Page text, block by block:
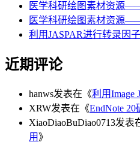
医学科研绘图素材资源
医学科研绘图素材资源
利用JASPAR进行转录因
近期评论
hanws发表在《利用Image
XRW发表在《EndNote 20
XiaoDiaoBuDiao0713发表
用 》